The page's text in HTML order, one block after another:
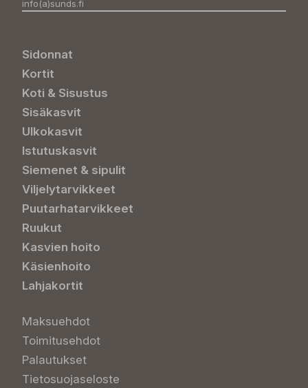
info(a)sunds.fi
Sidonnat
Kortit
Koti & Sisustus
Sisäkasvit
Ulkokasvit
Istutuskasvit
Siemenet & sipulit
Viljelytarvikkeet
Puutarhatarvikkeet
Ruukut
Kasvien hoito
Käsienhoito
Lahjakortit
Maksuehdot
Toimitusehdot
Palautukset
Tietosuojaseloste